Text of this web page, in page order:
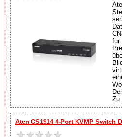
für
Zu...
Aten CS1914 4-Port KVMP Switch